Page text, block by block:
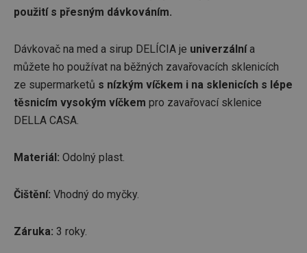
použití s přesným dávkováním.
Dávkovač na med a sirup DELÍCIA je univerzálnía
můžete ho používat na běžných zavařovacích sklenicích
ze supermarketů s nízkým víčkem i na sklenicích s lépe
těsnicím vysokým víčkem pro zavařovací sklenice
DELLA CASA.
Materiál: Odolný plast.
Čištění: Vhodný do myčky.
Záruka: 3 roky.